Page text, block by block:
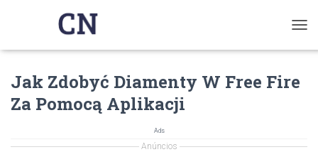
O
L
Jak Zdobyć Diamenty W Free Fire
Za Pomocą Aplikacji
Ads
Anúncios